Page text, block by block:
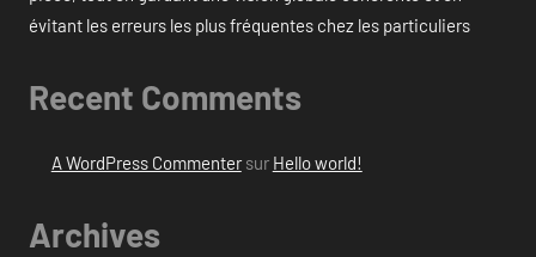
évitant les erreurs les plus fréquentes chez les particuliers
Recent Comments
A WordPress Commentersur Hello world!
Archives